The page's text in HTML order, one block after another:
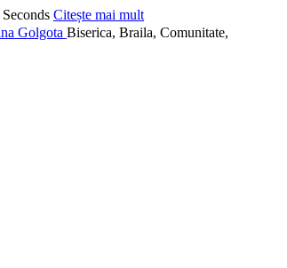
Seconds Citește mai mult
Biserica, Braila, Comunitate,